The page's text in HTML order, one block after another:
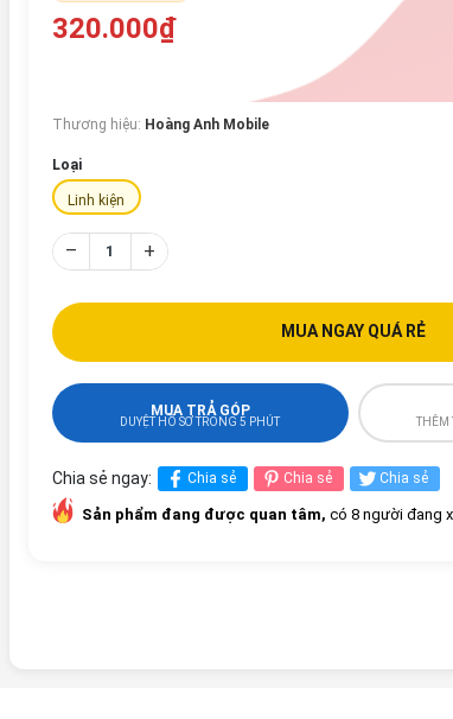
320.000₫
Thương hiệu: Hoàng Anh Mobile
Loại
Linh kiện
– +
MUA NGAY QUÁ RẺ
MUA TRẢ GÓP
DUYỆT HỒ SƠ TRONG 5 PHÚT THÊM
Chia sẻ ngay: Chia sẻ Chia sẻ Chia sẻ
Sản phẩm đang được quan tâm, có 8 người đang